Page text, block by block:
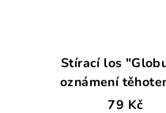
Stírací los
oznámení
79 Kč